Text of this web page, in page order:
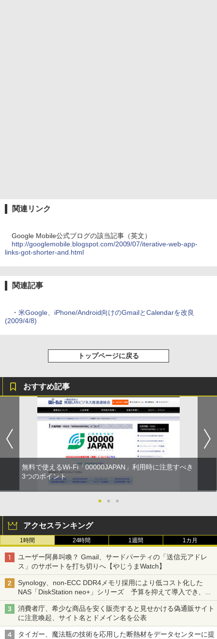
関連リンク
Google Mobile公式ブログの該当記事（英文）
http://googlemobile.blogspot.com/2009/07/iterative-web-app-
links-got-shorter-and.html
関連記事
・ 米Google、iPhone/Android向けのGmailとCalendarを改良
(2009/4/8)
トップページに戻る
おすすめ記事
無料で使えるWi-Fi「00000JAPAN」利用時に注意すべき
3つのポイント
● ● ●
アクセスランキング
1時間 24時間 1週間 1カ月
ユーザー阿鼻叫喚？ Gmail、サードパーティの「送信元アドレ
ス」のサポートを打ち切りへ【やじうまWatch】
Synology、non-ECC DDR4メモリ採用により低コスト化した
NAS「DiskStation neo+」シリーズ 予算を抑えて導入でき、
ECCメモリへのアップグレードも可能
消費者庁、希少な商品を安く販売すると見せかける偽通販サイト
に注意喚起、サイト名とドメイン名を公表
タイガー、魔法瓶の技術を応用した断熱材をデータセンターに提